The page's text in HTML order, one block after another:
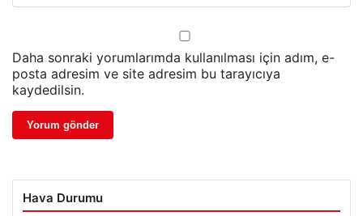
Daha sonraki yorumlarımda kullanılması için adım, e-
posta adresim ve site adresim bu tarayıcıya
kaydedilsin.
Hava Durumu